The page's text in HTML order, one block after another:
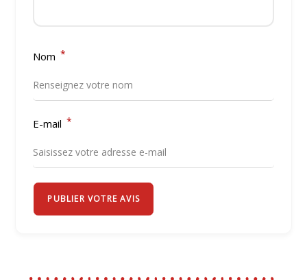
Nom *
E-mail *
PUBLIER VOTRE AVIS